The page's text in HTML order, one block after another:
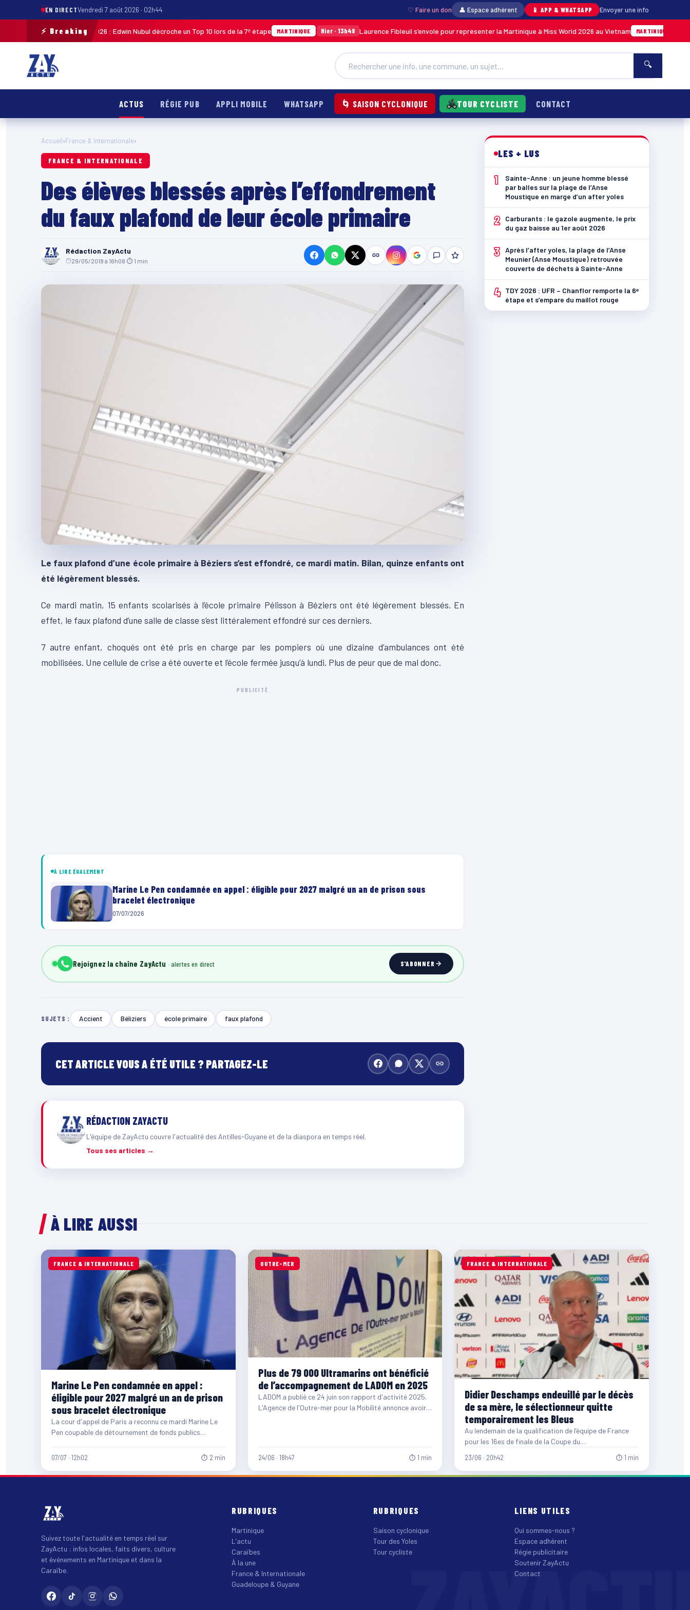
EN DIRECTVendredi 7 août 2026 · 02h44 ♡ Faire un don 👤 Espace adhérent 📱 APP & WHATSAPP Envoyer une info
⚡ Breaking
de Guadeloupe 2026 : Edwin Nubul décroche un Top 10 lors de la 7ᵉ étape MARTINIQUE Hier · 13h48 Laurence Fibleuil s’envole pour représenter la Martinique à Miss World 2026 au Vietnam MARTINIQUE 05/08 · 14h14
🔍
ACTUS RÉGIE PUB APPLI MOBILE WHATSAPP 🌀 SAISON CYCLONIQUE TOUR CYCLISTE CONTACT
Accueil›France & Internationale›
FRANCE & INTERNATIONALE
Des élèves blessés après l’effondrement
du faux plafond de leur école primaire
Rédaction ZayActu
29/05/2018 à 16h08 ⏱ 1 min
Le faux plafond d’une école primaire à Béziers s’est effondré, ce mardi matin. Bilan, quinze enfants ont
été légèrement blessés.
Ce mardi matin, 15 enfants scolarisés à l’école primaire Pélisson à Béziers ont été légèrement blessés. En
effet, le faux plafond d’une salle de classe s’est littéralement effondré sur ces derniers.
7 autre enfant, choqués ont été pris en charge par les pompiers où une dizaine d’ambulances ont été
mobilisées. Une cellule de crise a été ouverte et l’école fermée jusqu’à lundi. Plus de peur que de mal donc.
PUBLICITÉ
À LIRE ÉGALEMENT
Marine Le Pen condamnée en appel : éligible pour 2027 malgré un an de prison sous
bracelet électronique
07/07/2026
Rejoignez la chaîne ZayActu S'ABONNER
SUJETS : Accient Béliziers école primaire faux plafond
CET ARTICLE VOUS A ÉTÉ UTILE ? PARTAGEZ-LE
RÉDACTION ZAYACTU
L'équipe de ZayActu couvre l'actualité des Antilles-Guyane et de la diaspora en temps réel.
Tous ses articles →
LES + LUS
1
Sainte-Anne : un jeune homme blessé
par balles sur la plage de l’Anse
Moustique en marge d’un after yoles
2
Carburants : le gazole augmente, le prix
du gaz baisse au 1er août 2026
3 Après l’after yoles, la plage de l’Anse
Meunier (Anse Moustique) retrouvée
couverte de déchets à Sainte-Anne
4 TDY 2026 : UFR – Chanflor remporte la 6ᵉ
étape et s’empare du maillot rouge
À LIRE AUSSI
FRANCE & INTERNATIONALE
Marine Le Pen condamnée en appel :
éligible pour 2027 malgré un an de prison
sous bracelet électronique
La cour d'appel de Paris a reconnu ce mardi Marine Le
Pen coupable de détournement de fonds publics…
07/07 · 12h02 ⏱ 2 min
OUTRE-MER
Plus de 79 000 Ultramarins ont bénéficié
de l’accompagnement de LADOM en 2025
LADOM a publié ce 24 juin son rapport d'activité 2025.
L'Agence de l'Outre-mer pour la Mobilité annonce avoir…
24/06 · 18h47 ⏱ 1 min
FRANCE & INTERNATIONALE
Didier Deschamps endeuillé par le décès
de sa mère, le sélectionneur quitte
temporairement les Bleus
Au lendemain de la qualification de l’équipe de France
pour les 16es de finale de la Coupe du…
23/06 · 20h42 ⏱ 1 min
Suivez toute l'actualité en temps réel sur
ZayActu : infos locales, faits divers, culture
et événements en Martinique et dans la
Caraïbe.
RUBRIQUES
Martinique
L'actu
Caraïbes
À la une
France & Internationale
Guadeloupe & Guyane
RUBRIQUES
Saison cyclonique
Tour des Yoles
Tour cycliste
LIENS UTILES
Qui sommes-nous ?
Espace adhérent
Régie publicitaire
Soutenir ZayActu
Contact